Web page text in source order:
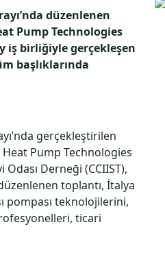
düzenlenen
Pump Technologies
iş birliğiyle gerçekleşen
başlıklarında
gerçekleştirilen
Pump Technologies
Derneği (CCIIST),
toplantı, İtalya
pompası teknolojilerini,
ticari